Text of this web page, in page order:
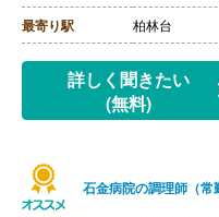
最寄り駅 柏林台
詳しく聞きたい
(無料)
石金病院の調理師（